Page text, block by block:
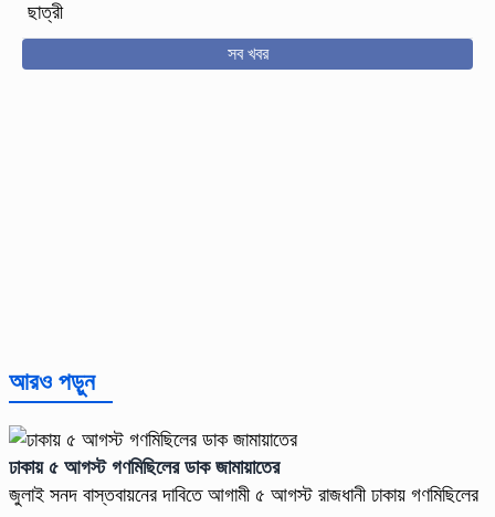
ছাত্রী
সব খবর
আরও পড়ুন
ঢাকায় ৫ আগস্ট গণমিছিলের ডাক জামায়াতের
জুলাই সনদ বাস্তবায়নের দাবিতে আগামী ৫ আগস্ট রাজধানী ঢাকায় গণমিছিলের